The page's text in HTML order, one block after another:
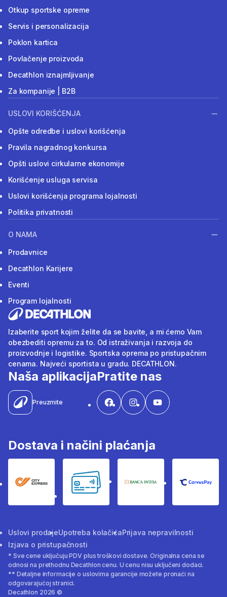
Otkup sportske opreme
Servis i personalizacija
Poklon kartica
Povlačenje proizvoda
Decathlon iznajmljivanje
Za kompanije | B2B
USLOVI KORIŠĆENJA
Opšte odredbe i uslovi korišćenja
Pravila nagradnog konkursa
Opšti uslovi cirkularne ekonomije
Korišćenje usluga servisa
Uslovi korišćenja programa lojalnosti
Politika privatnosti
O NAMA
Prodavnice
Decathlon Karijere
Eventi
Program lojalnosti
Izaberite sport kojim želite da se bavite, a mi ćemo Vam
obezbediti opremu za to. Od istraživanja i razvoja do
proizvodnje i logistike. Sportska oprema po pristupačnim
cenama. Najveći sportista u gradu. DECATHLON.
Naša aplikacija
Preuzmite
Pratite nas
Dostava i načini plaćanja
City Express Bankovne karticeBanka Intesa
Uslovi prodajeUpotreba kolačićaPrijava nepravilnosti
Izjava o pristupačnosti
* Sve cene uključuju PDV plus troškovi dostave. Originalna cena se
odnosi na prethodnu Decathlon cenu. U cenu nisu uključeni dodaci.
** Detaljne informacije o uslovima garancije možete pronaći na
odgovarajućoj stranici.
Decathlon 2026 ©